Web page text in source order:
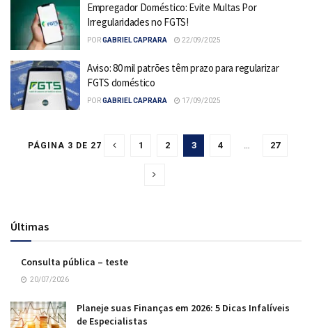
Empregador Doméstico: Evite Multas Por
Irregularidades no FGTS!
PORGABRIEL CAPRARA 22/09/2025
Aviso: 80 mil patrões têm prazo para regularizar
FGTS doméstico
PORGABRIEL CAPRARA 17/09/2025
PÁGINA 3 DE 27 1 2 3 4 … 27
Últimas
Consulta pública – teste
20/07/2026
Planeje suas Finanças em 2026: 5 Dicas Infalíveis
de Especialistas